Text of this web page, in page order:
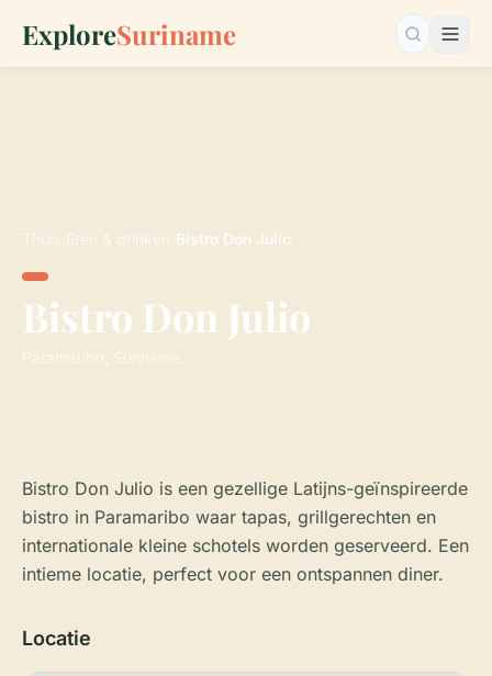
ExploreSuriname Zoeken…
Thuis Eten & drinken Bistro Don Julio
Bistro Don Julio
Paramaribo, Suriname
Bistro Don Julio is een gezellige Latijns-geïnspireerde
bistro in Paramaribo waar tapas, grillgerechten en
internationale kleine schotels worden geserveerd. Een
intieme locatie, perfect voor een ontspannen diner.
Locatie